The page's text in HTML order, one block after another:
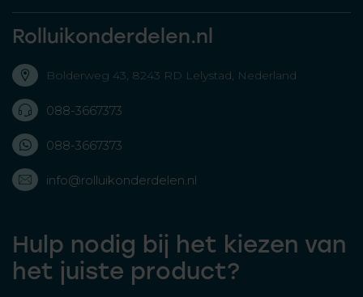
Rolluikonderdelen.nl
Bolderweg 43, 8243 RD Lelystad, Nederland
088-3667373
088-3667373
info@rolluikonderdelen.nl
Hulp nodig bij het kiezen van
het juiste product?